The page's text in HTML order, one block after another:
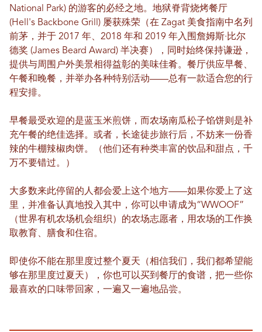
National Park) 的游客的必经之地。地狱脊背烧烤餐厅
(Hell's Backbone Grill) 屡获殊荣（在 Zagat 美食指南中名列
前茅，并于 2017 年、2018 年和 2019 年入围詹姆斯·比尔
德奖 (James Beard Award) 半决赛），同时始终保持谦逊，
提供与周围户外美景相得益彰的美味佳肴。餐厅供应早餐、
午餐和晚餐，并举办各种特别活动——总有一款适合您的行
程安排。
早餐最受欢迎的是蓝玉米煎饼，而农场南瓜松子馅饼则是补
充午餐的绝佳选择。或者，长途徒步旅行后，不妨来一份香
辣的牛棚辣椒肉饼。（他们还有种类丰富的饮品和甜点，千
万不要错过。）
大多数来此停留的人都会爱上这个地方——如果你爱上了这
里，并准备认真地投入其中，你可以申请成为“WWOOF”
（世界有机农场机会组织）的农场志愿者，用农场的工作换
取教育、膳食和住宿。
即使你不能在那里度过整个夏天（相信我们，我们都希望能
够在那里度过夏天），你也可以买到餐厅的食谱，把一些你
最喜欢的口味带回家，一遍又一遍地品尝。